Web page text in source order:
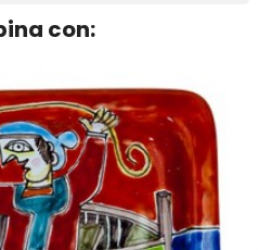
con: